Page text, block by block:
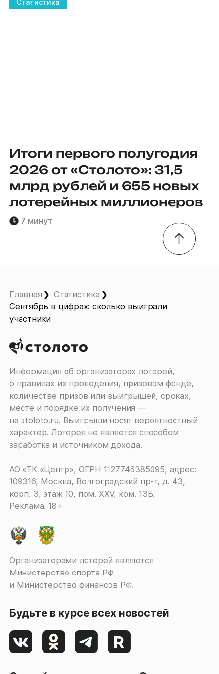
Статистика
Итоги первого полугодия
2026 от «Столото»: 31,5
млрд рублей и 655 новых
лотерейных миллионеров
7 минут
Главная
Статистика
Сентябрь в цифрах: сколько выиграли
участники
Информация об организаторах лотерей,
о правилах их проведения, призовом фонде,
количестве призов или выигрышей, сроках,
месте и порядке их получения ―
наstoloto.ru. Выигрыши носят вероятностный
характер. Лотерея не является способом
заработка и источником дохода.
АО «ТК «Центр», ОГРН 1127746385095, адрес:
109316, Москва, Волгоградский пр-т, д. 43,
корп. 3, этаж 10, пом. XXV, ком. 13Б.
Реклама. 18+
Организаторами лотерей являются
Министерство спорта РФ
и Министерство финансов РФ.
Будьте в курсе всех новостей